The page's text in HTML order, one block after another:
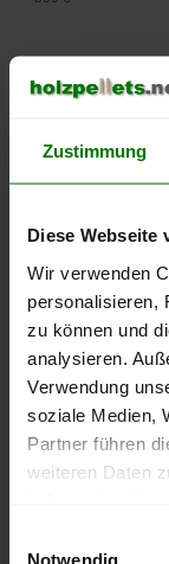
Zustimmung
Diese Webseite
Wir verwenden
personalisieren,
zu können und
analysieren.
Verwendung
soziale Medien,
Partner führen
weiteren Daten
Notwendig
September
2025
250 €
Die aktuelle
können Sie